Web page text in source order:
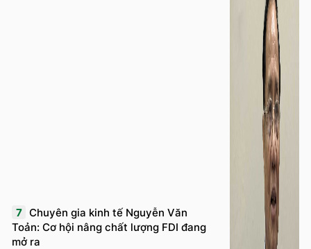
7 Chuyên gia kinh tế Nguyễn Văn
Toản: Cơ hội nâng chất lượng FDI đang
mở ra